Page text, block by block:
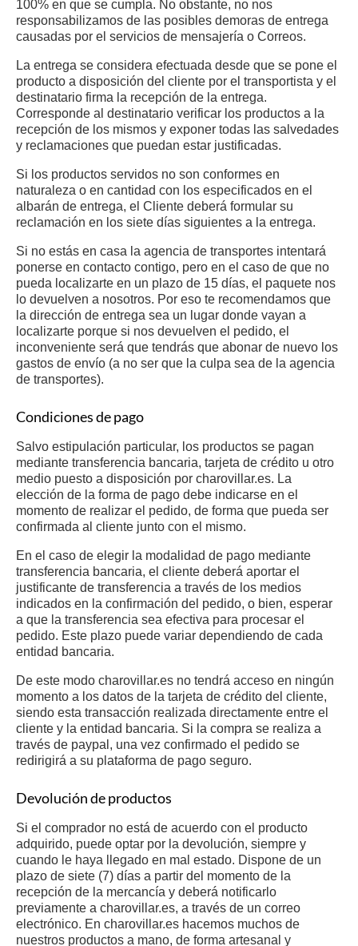
100% en que se cumpla. No obstante, no nos
responsabilizamos de las posibles demoras de entrega
causadas por el servicios de mensajería o Correos.
La entrega se considera efectuada desde que se pone el
producto a disposición del cliente por el transportista y el
destinatario firma la recepción de la entrega.
Corresponde al destinatario verificar los productos a la
recepción de los mismos y exponer todas las salvedades
y reclamaciones que puedan estar justificadas.
Si los productos servidos no son conformes en
naturaleza o en cantidad con los especificados en el
albarán de entrega, el Cliente deberá formular su
reclamación en los siete días siguientes a la entrega.
Si no estás en casa la agencia de transportes intentará
ponerse en contacto contigo, pero en el caso de que no
pueda localizarte en un plazo de 15 días, el paquete nos
lo devuelven a nosotros. Por eso te recomendamos que
la dirección de entrega sea un lugar donde vayan a
localizarte porque si nos devuelven el pedido, el
inconveniente será que tendrás que abonar de nuevo los
gastos de envío (a no ser que la culpa sea de la agencia
de transportes).
Condiciones de pago
Salvo estipulación particular, los productos se pagan
mediante transferencia bancaria, tarjeta de crédito u otro
medio puesto a disposición por charovillar.es. La
elección de la forma de pago debe indicarse en el
momento de realizar el pedido, de forma que pueda ser
confirmada al cliente junto con el mismo.
En el caso de elegir la modalidad de pago mediante
transferencia bancaria, el cliente deberá aportar el
justificante de transferencia a través de los medios
indicados en la confirmación del pedido, o bien, esperar
a que la transferencia sea efectiva para procesar el
pedido. Este plazo puede variar dependiendo de cada
entidad bancaria.
De este modo charovillar.es no tendrá acceso en ningún
momento a los datos de la tarjeta de crédito del cliente,
siendo esta transacción realizada directamente entre el
cliente y la entidad bancaria. Si la compra se realiza a
través de paypal, una vez confirmado el pedido se
redirigirá a su plataforma de pago seguro.
Devolución de productos
Si el comprador no está de acuerdo con el producto
adquirido, puede optar por la devolución, siempre y
cuando le haya llegado en mal estado. Dispone de un
plazo de siete (7) días a partir del momento de la
recepción de la mercancía y deberá notificarlo
previamente a charovillar.es, a través de un correo
electrónico. En charovillar.es hacemos muchos de
nuestros productos a mano, de forma artesanal y